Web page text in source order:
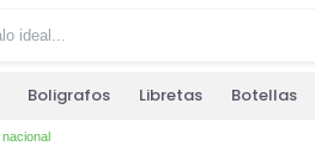
Boligrafos Libretas Botellas